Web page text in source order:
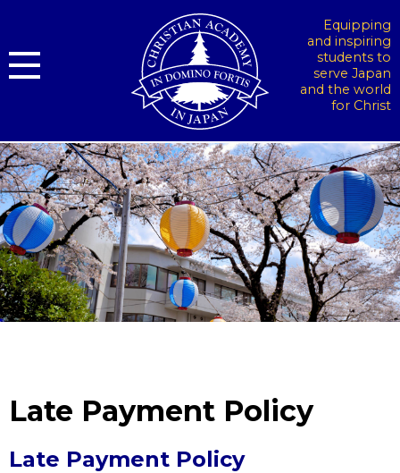
Equipping
and inspiring
students to
serve Japan
and the world
for Christ
Late Payment Policy
Late Payment Policy